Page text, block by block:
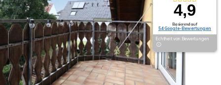
4,9
Basierend auf
54 Google-Bewertungen
Echtheit von Bewertungen